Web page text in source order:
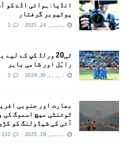
انڈیا: ہوائی اڈے کو
یوٹیوبر گرفتار
ستمبر 24, 2025 1
ٹی20 ورلڈ کپ کے
راہُل اور شامی باہر
اپریل 30, 2024 3
بھارت اور جنوبی
ٹوئنٹی میچ اسموگ کی
آئی کی شیڈولنگ کو
دسمبر 18, 2025 132